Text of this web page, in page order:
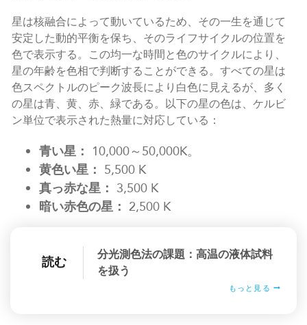
星は核融合によって動いているため、その一生を通じて
安定した動的平衡を保ち、そのライフサイクルの位置を
色で表示する。この均一な時間と色のサイクルにより、
星の年齢を色相で判断することができる。すべての星は
色スペクトルのピーク波長により白色に見えるが、多く
の星は青、黄、赤、緑である。以下の星の色は、ケルビ
ン単位で表示された熱量に対応している：
青い星： 10,000～50,000K。
黄色い星： 5,500 K
真っ赤な星： 3,500 K
暗い赤色の星： 2,500 K
読む
分光測色法の課題：高温の液体試料
を扱う
もっと見る